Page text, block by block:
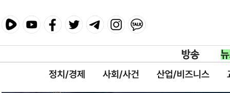
정치/경제 사회/사건 산업/비즈니스